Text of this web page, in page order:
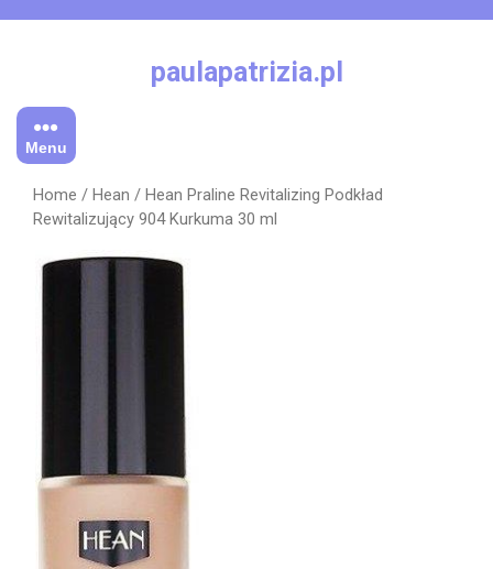
paulapatrizia.pl
Menu
Home / Hean / Hean Praline Revitalizing Podkład
Rewitalizujący 904 Kurkuma 30 ml